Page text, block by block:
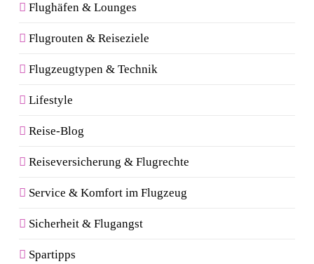
Flughäfen & Lounges
Flugrouten & Reiseziele
Flugzeugtypen & Technik
Lifestyle
Reise-Blog
Reiseversicherung & Flugrechte
Service & Komfort im Flugzeug
Sicherheit & Flugangst
Spartipps